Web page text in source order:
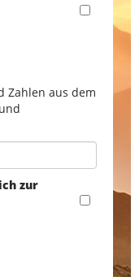
Zahlen aus dem
zur